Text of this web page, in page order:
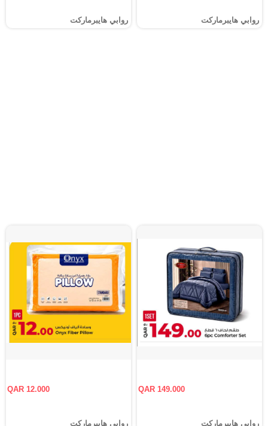
روابي هايبرماركت روابي هايبرماركت
QAR 149.000
روابي هايبرماركت
QAR 12.000
روابي هايبرماركت